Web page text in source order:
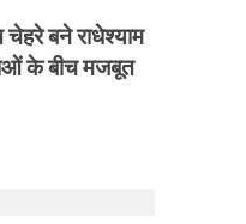
बने राधेश्याम
के बीच मजबूत